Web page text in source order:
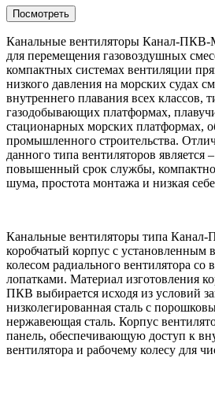
Посмотреть
Канальные вентиляторы Канал-
для перемещения газовоздушных
компактных системах вентиляции
низкого давления на морских судах
внутреннего плавания всех классов,
газодобывающих платформах,
стационарных морских платформах,
промышленного строительства.
данного типа вентиляторов является
повышенный срок службы,
шума, простота монтажа и низкая
Канальные вентиляторы типа
коробчатый корпус с установленным
колесом радиального вентилятора со
лопатками. Материал изготовления
ПКВ выбирается исходя из условий
низколегированная сталь с
нержавеющая сталь. Корпус
панель, обеспечивающую доступ к
вентилятора и рабочему колесу для